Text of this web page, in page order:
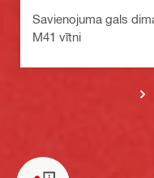
Savienojuma gals
M41 vītni